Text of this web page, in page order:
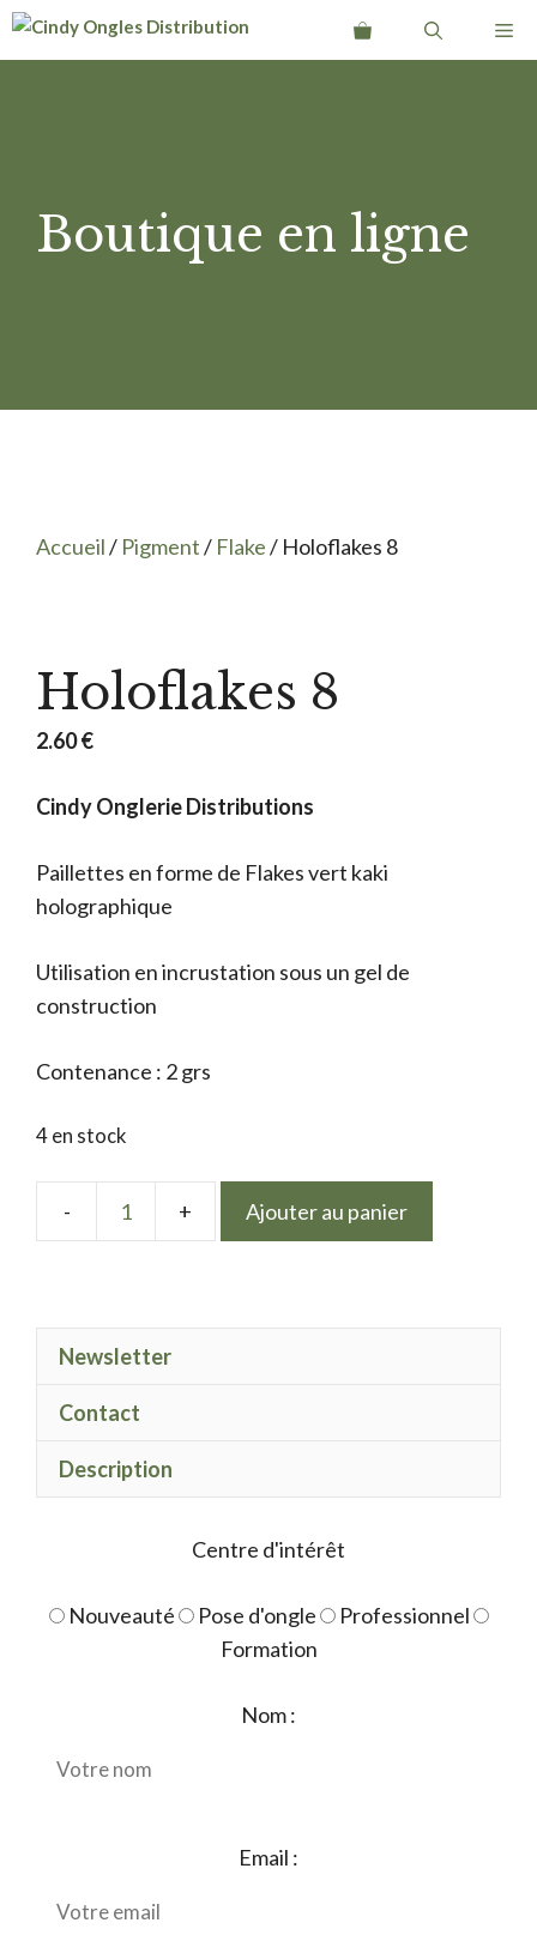
Aller
Boutique en ligne
Accueil/ Pigment/ Flake/ Holoflakes 8
Holoflakes 8
2.60€
Cindy Onglerie Distributions
Paillettes en forme de Flakes vert kaki
holographique
Utilisation en incrustation sous un gel de
construction
Contenance : 2 grs
4 en stock
quantité
8
Ajouter au panier
Newsletter
Contact
Description
Centre d'intérêt
Nouveauté Pose d'ongle
Professionnel
Formation
Nom :
Email :